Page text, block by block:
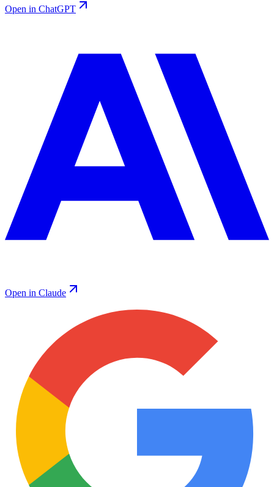
Open in ChatGPT
Open in Claude